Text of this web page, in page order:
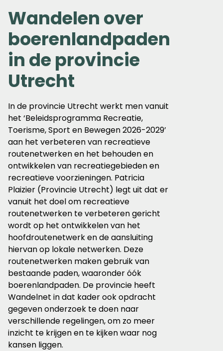
Wandelen over
boerenlandpaden
in de provincie
Utrecht
In de provincie Utrecht werkt men vanuit
het ‘Beleidsprogramma Recreatie,
Toerisme, Sport en Bewegen 2026-2029’
aan het verbeteren van recreatieve
routenetwerken en het behouden en
ontwikkelen van recreatiegebieden en
recreatieve voorzieningen. Patricia
Plaizier (Provincie Utrecht) legt uit dat er
vanuit het doel om recreatieve
routenetwerken te verbeteren gericht
wordt op het ontwikkelen van het
hoofdroutenetwerk en de aansluiting
hiervan op lokale netwerken. Deze
routenetwerken maken gebruik van
bestaande paden, waaronder óók
boerenlandpaden. De provincie heeft
Wandelnet in dat kader ook opdracht
gegeven onderzoek te doen naar
verschillende regelingen, om zo meer
inzicht te krijgen en te kijken waar nog
kansen liggen.